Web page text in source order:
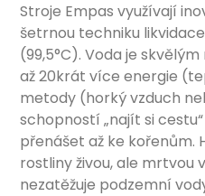
Stroje Empas využívají
šetrnou techniku
(99,5°C). Voda je
až 20krát více energie
metody (horký vzduch
schopností „najít si
přenášet až ke kořenům.
rostliny živou, ale mrtvou
nezatěžuje podzemní